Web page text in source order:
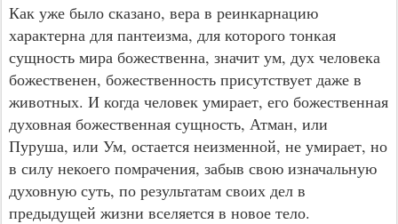
Как уже было сказано, вера в реинкарнацию
характерна для пантеизма, для которого тонкая
сущность мира божественна, значит ум, дух человека
божественен, божественность присутствует даже в
животных. И когда человек умирает, его божественная
духовная божественная сущность, Атман, или
Пуруша, или Ум, остается неизменной, не умирает, но
в силу некоего помрачения, забыв свою изначальную
духовную суть, по результатам своих дел в
предыдущей жизни вселяется в новое тело.